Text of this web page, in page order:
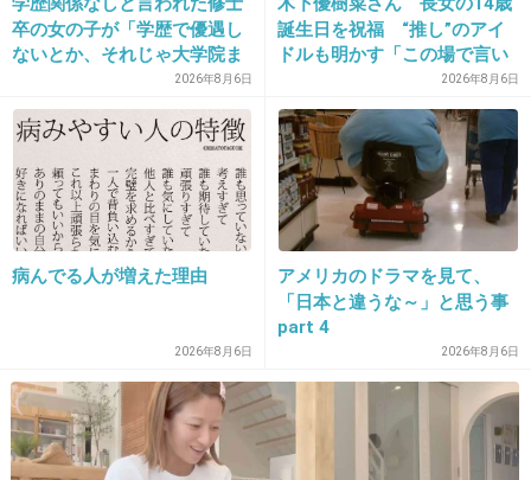
29. 匿名2026/06/03(水) 21:16:33
違法ではないんだから別になにも悪くないでしょ。
+9 -29
30. 匿名2026/06/03(水) 21:16:34
個人でやったらセーフ、人雇ったらアウト
31. 匿名2026/06/03(水) 21:16:39
>>1
卒の女の子が「学歴で優遇し
ないとか、それじゃ大学院ま
で学費払って自分の価値を上
げた人が馬鹿じゃないです
か」と捨て台詞を残し会社を
2026年8月6日
誕生日を祝福 “推し”のアイ
ドルも明かす「この場で言い
2026年8月6日
病んでる人が増えた理由
2026年8月6日
アメリカのドラマを見て、
「日本と違うな～」と思う事
part 4
2026年8月6日